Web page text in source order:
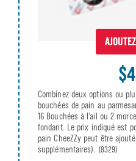
Combinez deux options ou
bouchées de pain au
16 Bouchées à l’ail ou 2
fondant. Le prix indiqué est
pain CheeZZy peut être
supplémentaires). (8329)